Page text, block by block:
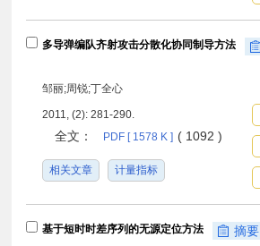
多导弹编队齐射攻击分散化协同制导方法
邹丽;周锐;丁全心
2011, (2): 281-290.
全文： PDF [ 1578 K ] ( 1092 )
相关文章 计量指标
基于短时时差序列的无源定位方法 摘要